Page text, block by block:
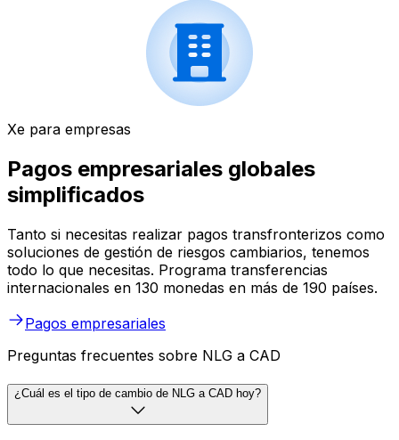
Xe para empresas
Pagos empresariales globales
simplificados
Tanto si necesitas realizar pagos transfronterizos como
soluciones de gestión de riesgos cambiarios, tenemos
todo lo que necesitas. Programa transferencias
internacionales en 130 monedas en más de 190 países.
Pagos empresariales
Preguntas frecuentes sobre NLG a CAD
¿Cuál es el tipo de cambio de NLG a CAD hoy?